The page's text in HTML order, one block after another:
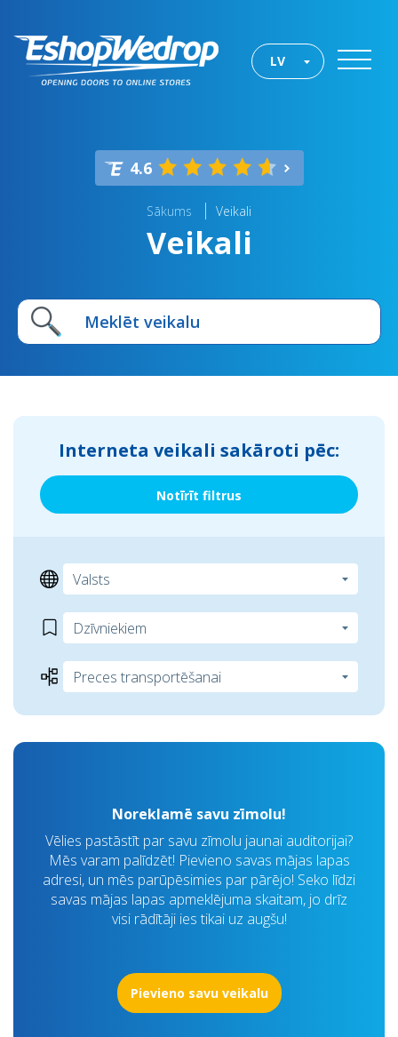
LV
4.6
Sākums Veikali
Veikali
Interneta veikali sakāroti pēc:
Notīrīt filtrus
Noreklamē savu zīmolu!
Vēlies pastāstīt par savu zīmolu jaunai auditorijai?
Mēs varam palīdzēt! Pievieno savas mājas lapas
adresi, un mēs parūpēsimies par pārējo! Seko līdzi
savas mājas lapas apmeklējuma skaitam, jo drīz
visi rādītāji ies tikai uz augšu!
Pievieno savu veikalu